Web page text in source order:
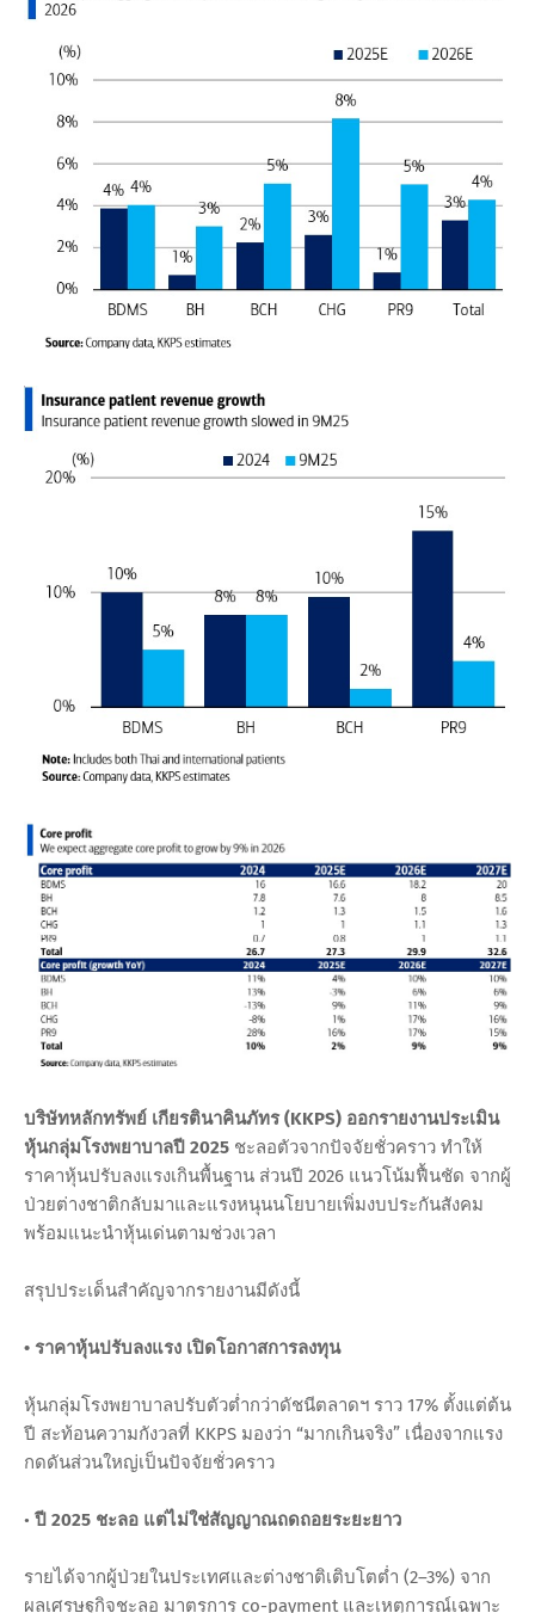
บริษัทหลักทรัพย์ เกียรตินาคินภัทร (KKPS) ออกรายงานประเมิน
หุ้นกลุ่มโรงพยาบาลปี 2025 ชะลอตัวจากปัจจัยชั่วคราว ทำให้
ราคาหุ้นปรับลงแรงเกินพื้นฐาน ส่วนปี 2026 แนวโน้มฟื้นชัด จากผู้
ป่วยต่างชาติกลับมาและแรงหนุนนโยบายเพิ่มงบประกันสังคม
พร้อมแนะนำหุ้นเด่นตามช่วงเวลา
สรุปประเด็นสำคัญจากรายงานมีดังนี้
• ราคาหุ้นปรับลงแรง เปิดโอกาสการลงทุน
หุ้นกลุ่มโรงพยาบาลปรับตัวต่ำกว่าดัชนีตลาดฯ ราว 17% ตั้งแต่ต้น
ปี สะท้อนความกังวลที่ KKPS มองว่า “มากเกินจริง” เนื่องจากแรง
กดดันส่วนใหญ่เป็นปัจจัยชั่วคราว
• ปี 2025 ชะลอ แต่ไม่ใช่สัญญาณถดถอยระยะยาว
รายได้จากผู้ป่วยในประเทศและต่างชาติเติบโตต่ำ (2–3%) จาก
ผลเศรษฐกิจชะลอ มาตรการ co-payment และเหตุการณ์เฉพาะ